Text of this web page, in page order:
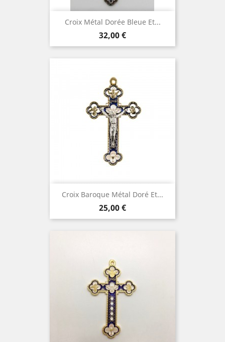
Croix Métal Dorée Bleue Et...
Prix
32,00 €
Croix Baroque Métal Doré Et...
Prix
25,00 €